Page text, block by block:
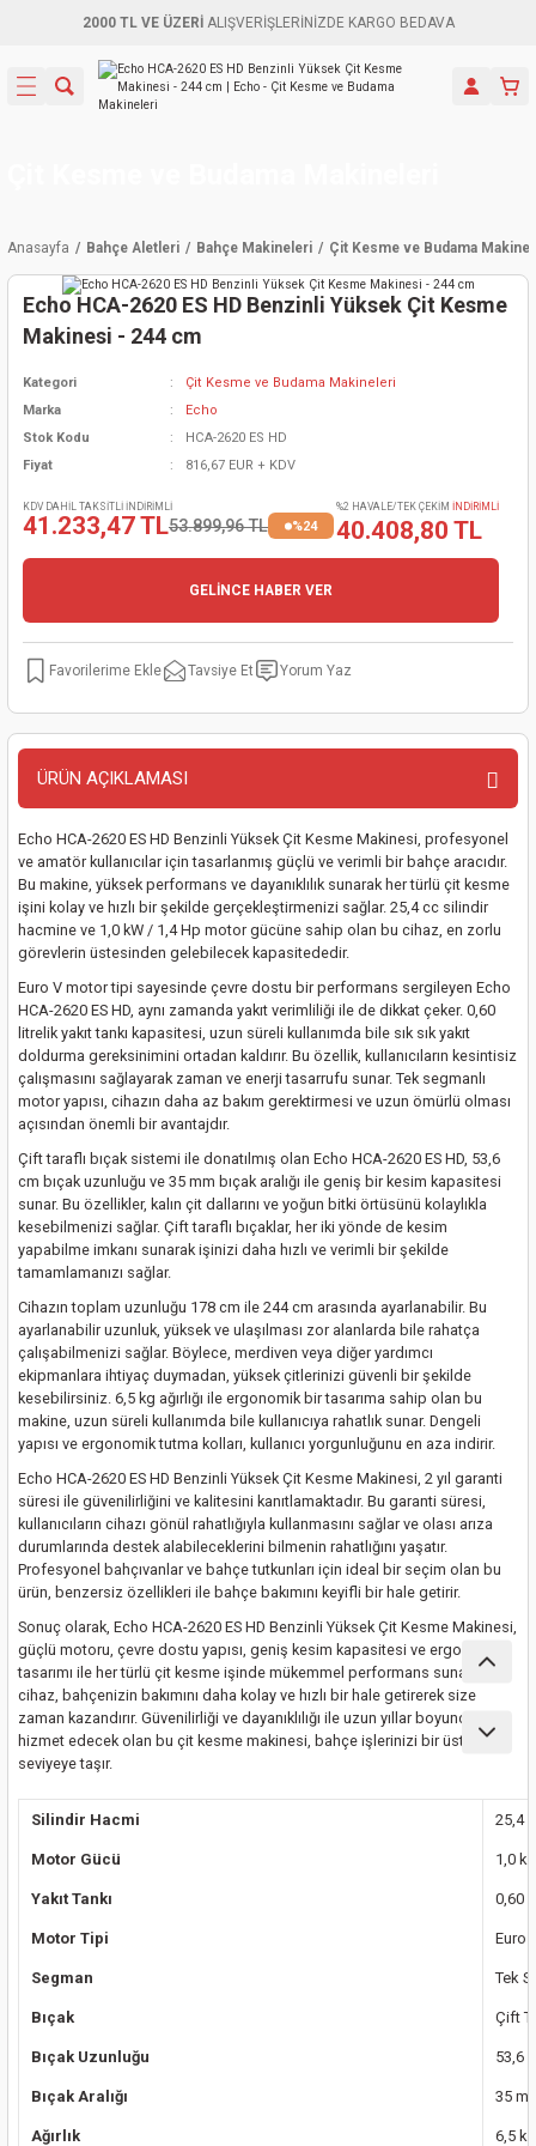
2000 TL VE ÜZERİALIŞVERİŞLERİNİZDE KARGO BEDAVA
Geri Dön
Mak.
Geri Dön
Vidalamalar
Mak.
Geri Dön
Mak.
Mak.
Geri Dön
Mak.
Geri Dön
Geri Dön
Geri Dön
Anasayfa Bahçe Aletleri Bahçe Makineleri Çit Kesme ve Budama
Echo HCA-2620 ES HD Benzinli Yüksek Çit Kesme
Makinesi - 244 cm
Kategori
Çit Kesme ve Budama Makineleri
Marka
Echo
Stok Kodu
HCA-2620 ES HD
Fiyat
816,67 EUR + KDV
KDV DAHİL TAKSİTLİ İNDİRİMLİ
41.233,47 TL53.899,96 TL %24
%2 HAVALE/TEK ÇEKİM İNDİRİMLİ
40.408,80 TL
GELİNCE HABER VER
Tavsiye Et Yorum Yaz
ÜRÜN AÇIKLAMASI
Echo HCA-2620 ES HD Benzinli Yüksek Çit Kesme Makinesi, profesyonel
ve amatör kullanıcılar için tasarlanmış güçlü ve verimli bir bahçe aracıdır.
Bu makine, yüksek performans ve dayanıklılık sunarak her türlü çit kesme
işini kolay ve hızlı bir şekilde gerçekleştirmenizi sağlar. 25,4 cc silindir
hacmine ve 1,0 kW / 1,4 Hp motor gücüne sahip olan bu cihaz, en zorlu
görevlerin üstesinden gelebilecek kapasitededir.
Euro V motor tipi sayesinde çevre dostu bir performans sergileyen Echo
HCA-2620 ES HD, aynı zamanda yakıt verimliliği ile de dikkat çeker. 0,60
litrelik yakıt tankı kapasitesi, uzun süreli kullanımda bile sık sık yakıt
doldurma gereksinimini ortadan kaldırır. Bu özellik, kullanıcıların kesintisiz
çalışmasını sağlayarak zaman ve enerji tasarrufu sunar. Tek segmanlı
motor yapısı, cihazın daha az bakım gerektirmesi ve uzun ömürlü olması
açısından önemli bir avantajdır.
Çift taraflı bıçak sistemi ile donatılmış olan Echo HCA-2620 ES HD, 53,6
cm bıçak uzunluğu ve 35 mm bıçak aralığı ile geniş bir kesim kapasitesi
sunar. Bu özellikler, kalın çit dallarını ve yoğun bitki örtüsünü kolaylıkla
kesebilmenizi sağlar. Çift taraflı bıçaklar, her iki yönde de kesim
yapabilme imkanı sunarak işinizi daha hızlı ve verimli bir şekilde
tamamlamanızı sağlar.
Cihazın toplam uzunluğu 178 cm ile 244 cm arasında ayarlanabilir. Bu
ayarlanabilir uzunluk, yüksek ve ulaşılması zor alanlarda bile rahatça
çalışabilmenizi sağlar. Böylece, merdiven veya diğer yardımcı
ekipmanlara ihtiyaç duymadan, yüksek çitlerinizi güvenli bir şekilde
kesebilirsiniz. 6,5 kg ağırlığı ile ergonomik bir tasarıma sahip olan bu
makine, uzun süreli kullanımda bile kullanıcıya rahatlık sunar. Dengeli
yapısı ve ergonomik tutma kolları, kullanıcı yorgunluğunu en aza indirir.
Echo HCA-2620 ES HD Benzinli Yüksek Çit Kesme Makinesi, 2 yıl garanti
süresi ile güvenilirliğini ve kalitesini kanıtlamaktadır. Bu garanti süresi,
kullanıcıların cihazı gönül rahatlığıyla kullanmasını sağlar ve olası arıza
durumlarında destek alabileceklerini bilmenin rahatlığını yaşatır.
Profesyonel bahçıvanlar ve bahçe tutkunları için ideal bir seçim olan bu
ürün, benzersiz özellikleri ile bahçe bakımını keyifli bir hale getirir.
Sonuç olarak, Echo HCA-2620 ES HD Benzinli Yüksek Çit Kesme Makinesi,
güçlü motoru, çevre dostu yapısı, geniş kesim kapasitesi ve ergonomik
tasarımı ile her türlü çit kesme işinde mükemmel performans sunar. Bu
cihaz, bahçenizin bakımını daha kolay ve hızlı bir hale getirerek size
zaman kazandırır. Güvenilirliği ve dayanıklılığı ile uzun yıllar boyunca size
hizmet edecek olan bu çit kesme makinesi, bahçe işlerinizi bir üst
seviyeye taşır.
Silindir Hacmi 25,4
Motor Gücü 1,0
Yakıt Tankı 0,60
Motor Tipi Euro
Segman Tek
Bıçak Çift
Bıçak Uzunluğu 53,6
Bıçak Aralığı 35
Ağırlık 6,5 kg